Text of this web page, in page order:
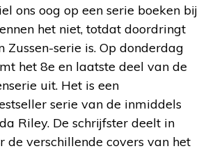
ons oog op een serie boeken bij
het niet, totdat doordringt
Zussen-serie is. Op donderdag
het 8e en laatste deel van de
uit. Het is een
serie van de inmiddels
Riley. De schrijfster deelt in
verschillende covers van het